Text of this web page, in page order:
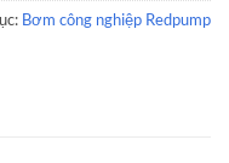
Bơm công nghiệp Redpump